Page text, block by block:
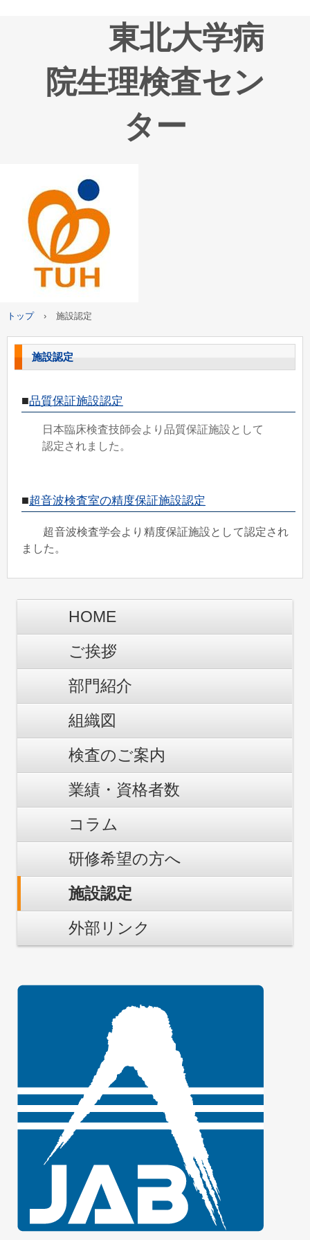
東北大学病
院生理検査セン
ター
トップ › 施設認定
施設認定
■品質保証施設認定
日本臨床検査技師会より品質保証施設として
認定されました。
■超音波検査室の精度保証施設認定
超音波検査学会より精度保証施設として認定され
ました。
HOME
ご挨拶
部門紹介
組織図
検査のご案内
業績・資格者数
コラム
研修希望の方へ
施設認定
外部リンク